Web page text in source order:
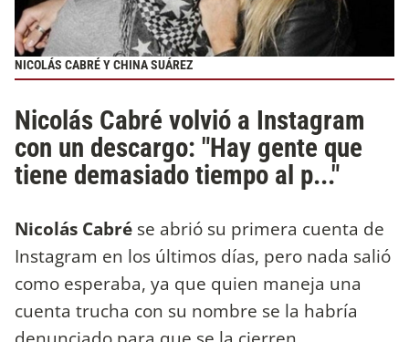
NICOLÁS CABRÉ Y CHINA SUÁREZ
Nicolás Cabré volvió a Instagram
con un descargo: "Hay gente que
tiene demasiado tiempo al p..."
Nicolás Cabré se abrió su primera cuenta de
Instagram en los últimos días, pero nada salió
como esperaba, ya que quien maneja una
cuenta trucha con su nombre se la habría